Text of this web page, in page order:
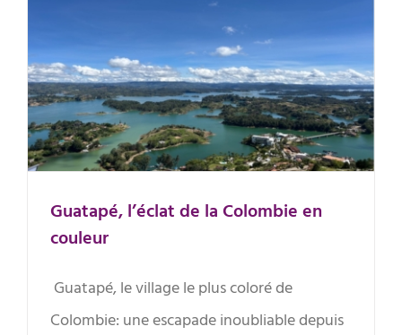
Guatapé, l’éclat de la Colombie
en couleur
Guatapé, l’éclat de la Colombie en
couleur
Guatapé, le village le plus coloré de
Colombie: une escapade inoubliable depuis